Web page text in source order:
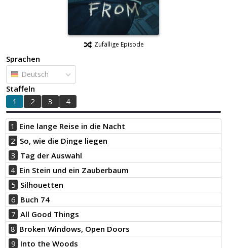
Zufällige Episode
Sprachen
Deutsch
Staffeln
1
2 3 4
1
Eine lange Reise in die Nacht
2 So, wie die Dinge liegen
3 Tag der Auswahl
4 Ein Stein und ein Zauberbaum
5 Silhouetten
6 Buch 74
7 All Good Things
8 Broken Windows, Open Doors
9 Into the Woods